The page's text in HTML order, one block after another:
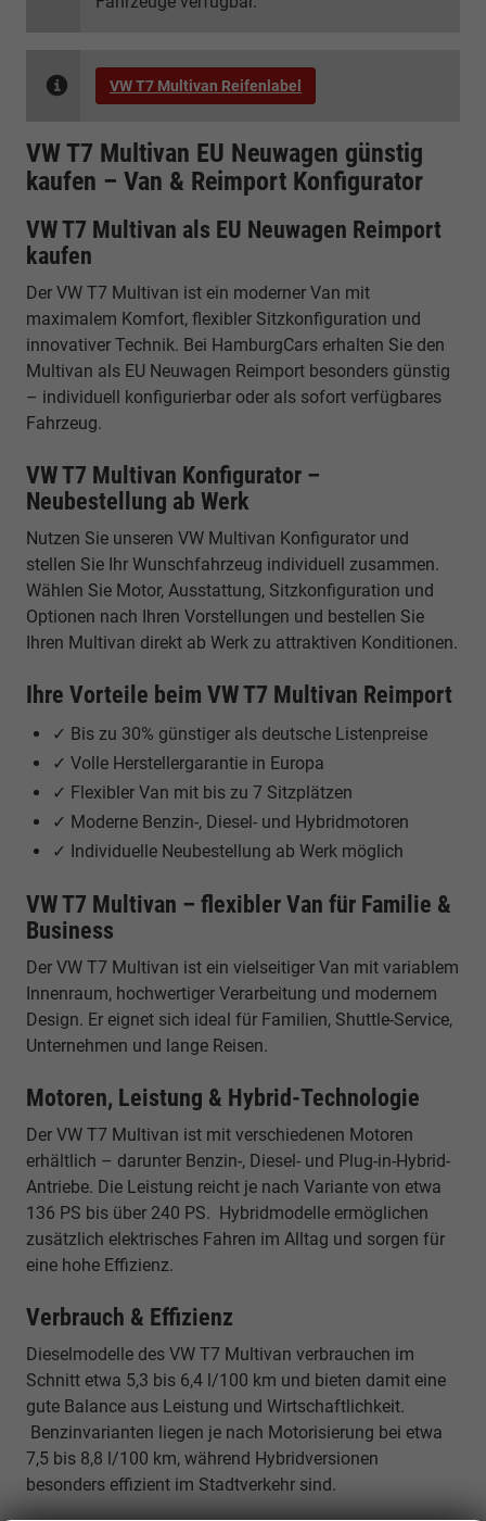
VW T7 Multivan Reifenlabel
VW T7 Multivan EU Neuwagen günstig
kaufen – Van & Reimport Konfigurator
VW T7 Multivan als EU Neuwagen Reimport
kaufen
Der VW T7 Multivan ist ein moderner Van mit
maximalem Komfort, flexibler Sitzkonfiguration und
innovativer Technik. Bei HamburgCars erhalten Sie den
Multivan als EU Neuwagen Reimport besonders günstig
– individuell konfigurierbar oder als sofort verfügbares
Fahrzeug.
VW T7 Multivan Konfigurator –
Neubestellung ab Werk
Nutzen Sie unseren VW Multivan Konfigurator und
stellen Sie Ihr Wunschfahrzeug individuell zusammen.
Wählen Sie Motor, Ausstattung, Sitzkonfiguration und
Optionen nach Ihren Vorstellungen und bestellen Sie
Ihren Multivan direkt ab Werk zu attraktiven Konditionen.
Ihre Vorteile beim VW T7 Multivan Reimport
✓ Bis zu 30% günstiger als deutsche Listenpreise
✓ Volle Herstellergarantie in Europa
✓ Flexibler Van mit bis zu 7 Sitzplätzen
✓ Moderne Benzin-, Diesel- und Hybridmotoren
✓ Individuelle Neubestellung ab Werk möglich
VW T7 Multivan – flexibler Van für Familie &
Business
Der VW T7 Multivan ist ein vielseitiger Van mit variablem
Innenraum, hochwertiger Verarbeitung und modernem
Design. Er eignet sich ideal für Familien, Shuttle-Service,
Unternehmen und lange Reisen.
Motoren, Leistung & Hybrid-Technologie
Der VW T7 Multivan ist mit verschiedenen Motoren
erhältlich – darunter Benzin-, Diesel- und Plug-in-Hybrid-
Antriebe. Die Leistung reicht je nach Variante von etwa
136 PS bis über 240 PS. Hybridmodelle ermöglichen
zusätzlich elektrisches Fahren im Alltag und sorgen für
eine hohe Effizienz.
Verbrauch & Effizienz
Dieselmodelle des VW T7 Multivan verbrauchen im
Schnitt etwa 5,3 bis 6,4 l/100 km und bieten damit eine
gute Balance aus Leistung und Wirtschaftlichkeit.
Benzinvarianten liegen je nach Motorisierung bei etwa
7,5 bis 8,8 l/100 km, während Hybridversionen
besonders effizient im Stadtverkehr sind.